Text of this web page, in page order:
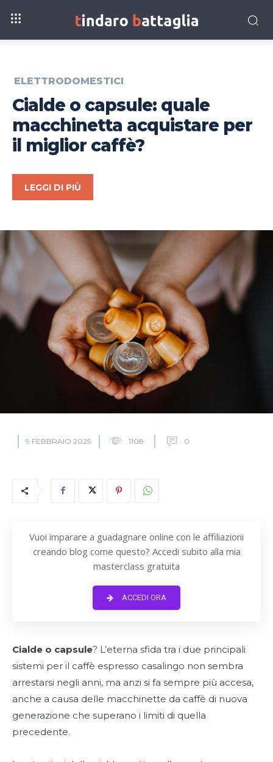
ELETTRODOMESTICI
Cialde o capsule: quale
macchinetta acquistare per
il miglior caffè?
LEGGI DI PIÙ
9 FEBBRAIO 2025 1108 0
Vuoi imparare a guadagnare online con le affiliazioni
creando blog come questo? Accedi subito alla mia
masterclass gratuita
ACCEDI ORA
Cialde o capsule? L’eterna sfida tra i due principali
sistemi per il caffè espresso casalingo non sembra
arrestarsi negli anni, ma anzi si fa sempre più accesa,
anche a causa delle macchinette da caffè di nuova
generazione che superano i limiti di quella
precedente.